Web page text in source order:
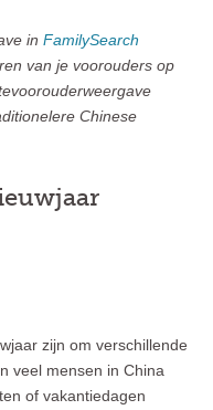
in FamilySearch
van je voorouders op
Chinese
zijn om verschillende
veel mensen in China
of vakantiedagen